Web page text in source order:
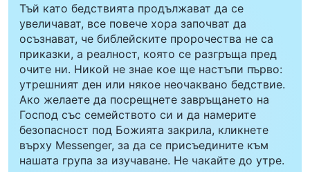
Тъй като бедствията продължават да се
увеличават, все повече хора започват да
осъзнават, че библейските пророчества не са
приказки, а реалност, която се разгръща пред
очите ни. Никой не знае кое ще настъпи първо:
утрешният ден или някое неочаквано бедствие.
Ако желаете да посрещнете завръщането на
Господ със семейството си и да намерите
безопасност под Божията закрила, кликнете
върху Messenger, за да се присъедините към
нашата група за изучаване. Не чакайте до утре.